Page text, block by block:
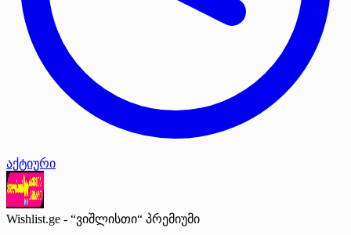
აქტიური
Wishlist.ge - “ვიშლისთი“ პრემიუმი